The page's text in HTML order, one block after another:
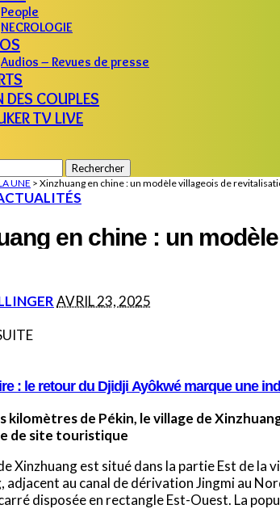
People
NECROLOGIE
Audios – Revues de presse
DES COUPLES
TV LIVE
UNE > Xinzhuang en chine : un modèle villageois de
en chine : un
AVRIL 23, 2025
: le retour du Djidji Ayôkwé marque une
kilomètres de Pékin, le village de
de site touristique
Xinzhuang est situé dans la partie Est de
adjacent au canal de dérivation Jingmi au
disposée en rectangle Est-Ouest. La